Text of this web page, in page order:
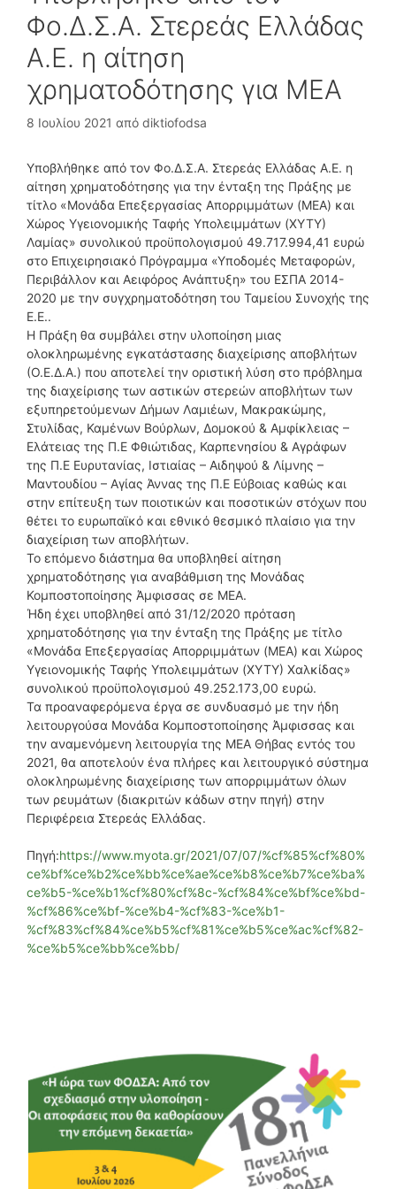
Φο.Δ.Σ.Α. Στερεάς Ελλάδας
Α.Ε. η αίτηση
χρηματοδότησης για ΜΕΑ
8 Ιουλίου 2021 από diktiofodsa
Υποβλήθηκε από τον Φο.Δ.Σ.Α. Στερεάς Ελλάδας Α.Ε. η
αίτηση χρηματοδότησης για την ένταξη της Πράξης με
τίτλο «Μονάδα Επεξεργασίας Απορριμμάτων (MEA) και
Χώρος Υγειονομικής Ταφής Υπολειμμάτων (XYTY)
Λαμίας» συνολικού προϋπολογισμού 49.717.994,41 ευρώ
στο Επιχειρησιακό Πρόγραμμα «Υποδομές Μεταφορών,
Περιβάλλον και Αειφόρος Ανάπτυξη» του ΕΣΠΑ 2014-
2020 με την συγχρηματοδότηση του Ταμείου Συνοχής της
Ε.Ε..
Η Πράξη θα συμβάλει στην υλοποίηση μιας
ολοκληρωμένης εγκατάστασης διαχείρισης αποβλήτων
(Ο.Ε.Δ.Α.) που αποτελεί την οριστική λύση στο πρόβλημα
της διαχείρισης των αστικών στερεών αποβλήτων των
εξυπηρετούμενων Δήμων Λαμιέων, Μακρακώμης,
Στυλίδας, Καμένων Βούρλων, Δομοκού & Αμφίκλειας –
Ελάτειας της Π.Ε Φθιώτιδας, Καρπενησίου & Αγράφων
της Π.Ε Ευρυτανίας, Ιστιαίας – Αιδηψού & Λίμνης –
Μαντουδίου – Αγίας Άννας της Π.Ε Εύβοιας καθώς και
στην επίτευξη των ποιοτικών και ποσοτικών στόχων που
θέτει το ευρωπαϊκό και εθνικό θεσμικό πλαίσιο για την
διαχείριση των αποβλήτων.
Το επόμενο διάστημα θα υποβληθεί αίτηση
χρηματοδότησης για αναβάθμιση της Μονάδας
Κομποστοποίησης Άμφισσας σε ΜΕΑ.
Ήδη έχει υποβληθεί από 31/12/2020 πρόταση
χρηματοδότησης για την ένταξη της Πράξης με τίτλο
«Μονάδα Επεξεργασίας Απορριμμάτων (MEA) και Χώρος
Υγειονομικής Ταφής Υπολειμμάτων (XYTY) Χαλκίδας»
συνολικού προϋπολογισμού 49.252.173,00 ευρώ.
Τα προαναφερόμενα έργα σε συνδυασμό με την ήδη
λειτουργούσα Μονάδα Κομποστοποίησης Άμφισσας και
την αναμενόμενη λειτουργία της ΜΕΑ Θήβας εντός του
2021, θα αποτελούν ένα πλήρες και λειτουργικό σύστημα
ολοκληρωμένης διαχείρισης των απορριμμάτων όλων
των ρευμάτων (διακριτών κάδων στην πηγή) στην
Περιφέρεια Στερεάς Ελλάδας.
Πηγή:https://www.myota.gr/2021/07/07/%cf%85%cf%80%
ce%bf%ce%b2%ce%bb%ce%ae%ce%b8%ce%b7%ce%ba%
ce%b5-%ce%b1%cf%80%cf%8c-%cf%84%ce%bf%ce%bd-
%cf%86%ce%bf-%ce%b4-%cf%83-%ce%b1-
%cf%83%cf%84%ce%b5%cf%81%ce%b5%ce%ac%cf%82-
%ce%b5%ce%bb%ce%bb/